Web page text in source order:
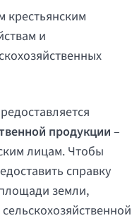
крестьянским
и
продукции –
лицам. Чтобы
справку
земли,